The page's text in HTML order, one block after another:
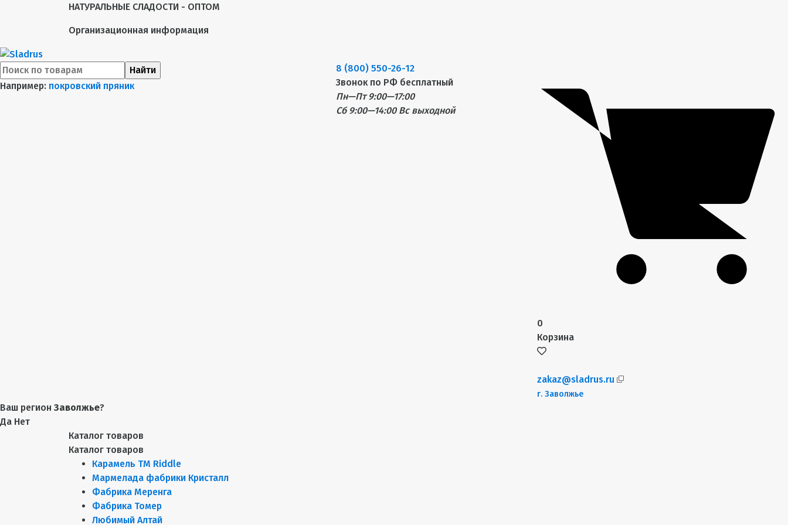
НАТУРАЛЬНЫЕ СЛАДОСТИ - ОПТОМ
Организационная информация
Найти
Например: покровский пряник
8 (800) 550-26-12
Звонок по РФ бесплатный
Пн—Пт 9:00—17:00
Сб 9:00—14:00 Вс выходной
0
Корзина
zakaz@sladrus.ru
г. Заволжье
Ваш регион Заволжье?
Да Нет
Каталог товаров
Каталог товаров
Карамель ТМ Riddle
Мармелада фабрики Кристалл
Фабрика Меренга
Фабрика Томер
Любимый Алтай